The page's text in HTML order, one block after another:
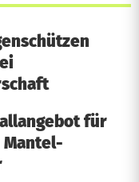
für
Mantel-